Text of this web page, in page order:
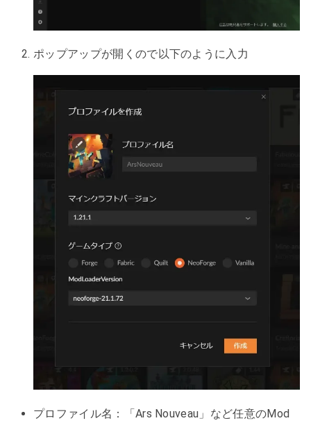
ポップアップが開くので以下のように入力
プロファイル名：「Ars Nouveau」など任意のMod